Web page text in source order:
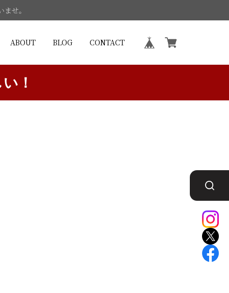
せ。
ABOUT BLOG CONTACT
！